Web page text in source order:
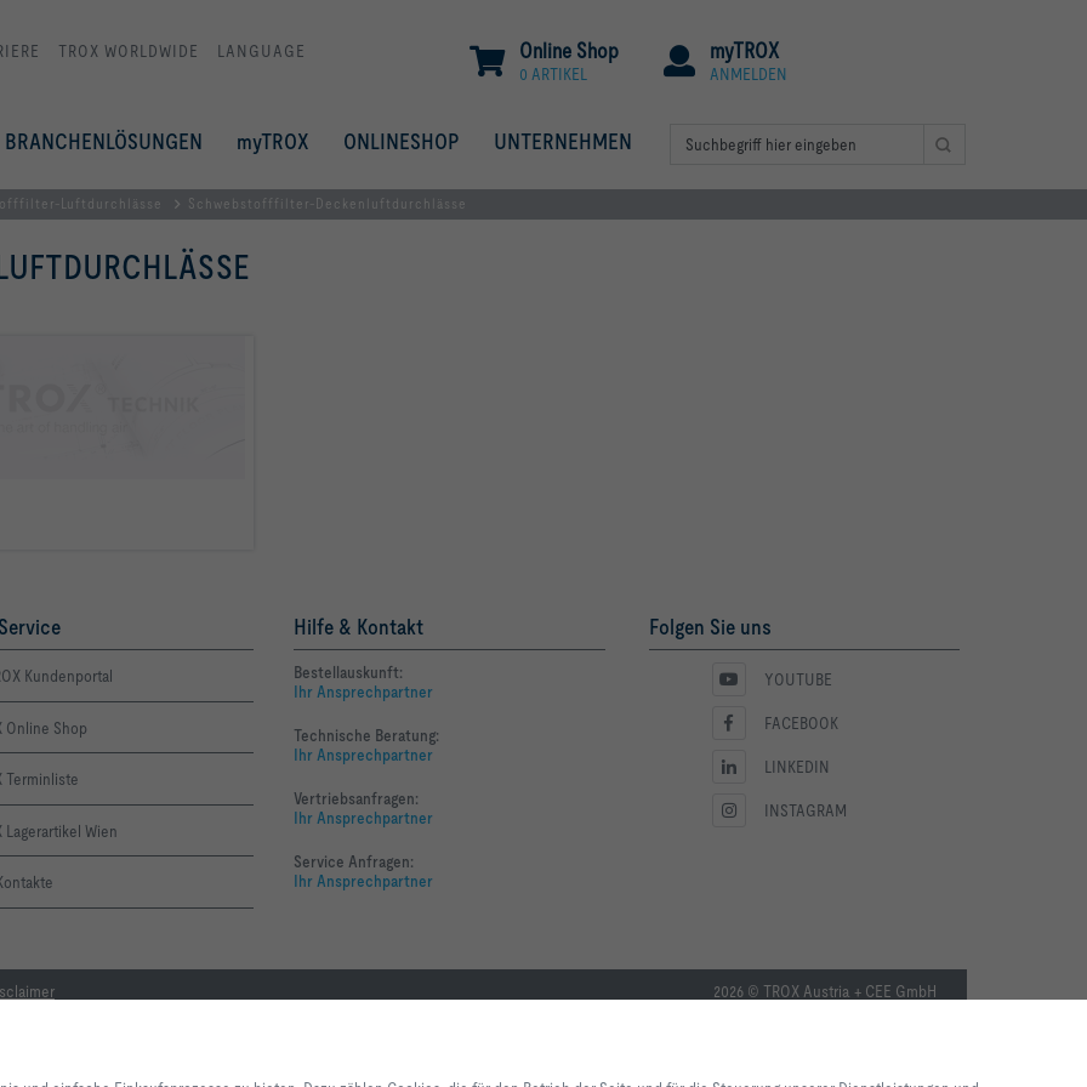
TROX WORLDWIDE LANGUAGE myTROX
ANMELDEN
Online Shop
0 ARTIKEL
BRANCHENLÖSUNGEN myTROX ONLINESHOP UNTERNEHMEN
Luftdurchlässe Schwebstofffilter-Deckenluftdurchlässe
Kundenportal
Online Shop
Terminliste
Lagerartikel Wien
Hilfe & Kontakt
Bestellauskunft:
Ihr Ansprechpartner
Technische Beratung:
Ihr Ansprechpartner
Vertriebsanfragen:
Ihr Ansprechpartner
Service Anfragen:
Ihr Ansprechpartner
Folgen Sie uns
YOUTUBE
FACEBOOK
LINKEDIN
INSTAGRAM
2026 © TROX Austria + CEE GmbH